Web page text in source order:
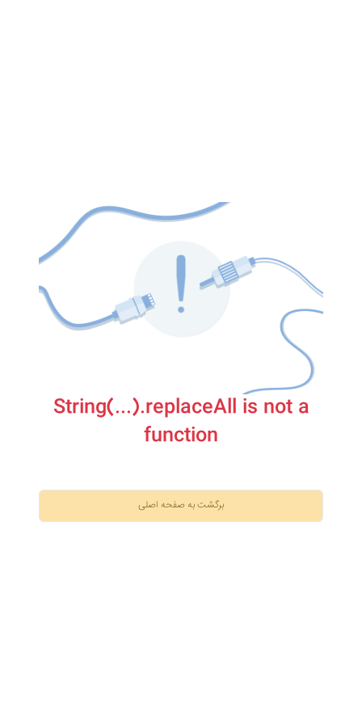
String(...).replaceAll is not a
function
برگشت به صفحه اصلی